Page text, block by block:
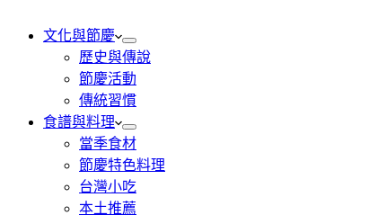
文化與節慶
歷史與傳說
節慶活動
傳統習慣
食譜與料理
當季食材
節慶特色料理
台灣小吃
本土推薦